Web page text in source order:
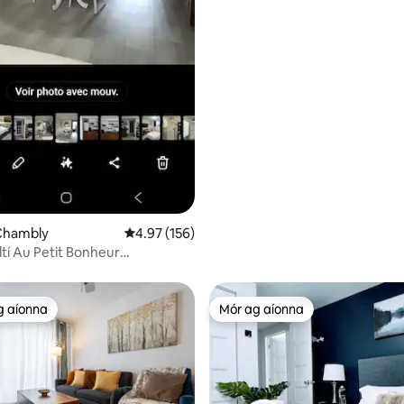
Meánrátáil 4.97 as 5, 156 léirmheas
4.97 (156)
Au Petit Bonheur
aíonna
aíonna Mór ag aíonna
Mór ag aíonna